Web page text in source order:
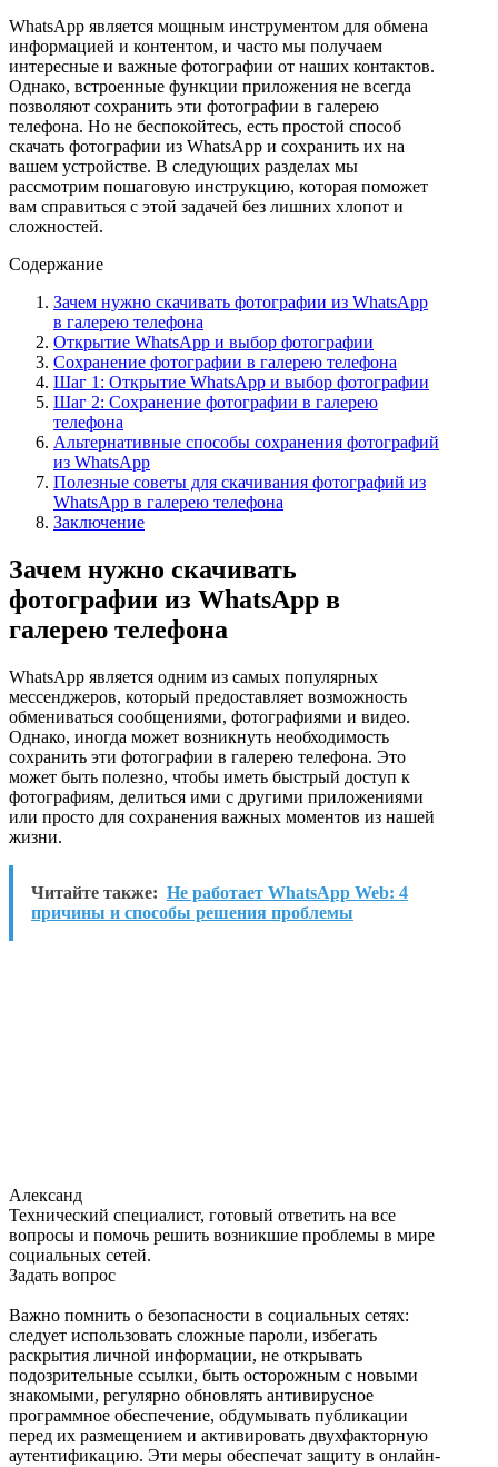
WhatsApp является мощным инструментом для обмена
информацией и контентом, и часто мы получаем
интересные и важные фотографии от наших контактов.
Однако, встроенные функции приложения не всегда
позволяют сохранить эти фотографии в галерею
телефона. Но не беспокойтесь, есть простой способ
скачать фотографии из WhatsApp и сохранить их на
вашем устройстве. В следующих разделах мы
рассмотрим пошаговую инструкцию, которая поможет
вам справиться с этой задачей без лишних хлопот и
сложностей.
Содержание
Зачем нужно скачивать фотографии из WhatsApp
в галерею телефона
Открытие WhatsApp и выбор фотографии
Сохранение фотографии в галерею телефона
Шаг 1: Открытие WhatsApp и выбор фотографии
Шаг 2: Сохранение фотографии в галерею
телефона
Альтернативные способы сохранения фотографий
из WhatsApp
Полезные советы для скачивания фотографий из
WhatsApp в галерею телефона
Заключение
Зачем нужно скачивать
фотографии из WhatsApp в
галерею телефона
WhatsApp является одним из самых популярных
мессенджеров, который предоставляет возможность
обмениваться сообщениями, фотографиями и видео.
Однако, иногда может возникнуть необходимость
сохранить эти фотографии в галерею телефона. Это
может быть полезно, чтобы иметь быстрый доступ к
фотографиям, делиться ими с другими приложениями
или просто для сохранения важных моментов из нашей
жизни.
Читайте также: Не работает WhatsApp Web: 4
причины и способы решения проблемы
Александ
Технический специалист, готовый ответить на все
вопросы и помочь решить возникшие проблемы в мире
социальных сетей.
Задать вопрос
Важно помнить о безопасности в социальных сетях:
следует использовать сложные пароли, избегать
раскрытия личной информации, не открывать
подозрительные ссылки, быть осторожным с новыми
знакомыми, регулярно обновлять антивирусное
программное обеспечение, обдумывать публикации
перед их размещением и активировать двухфакторную
аутентификацию. Эти меры обеспечат защиту в онлайн-